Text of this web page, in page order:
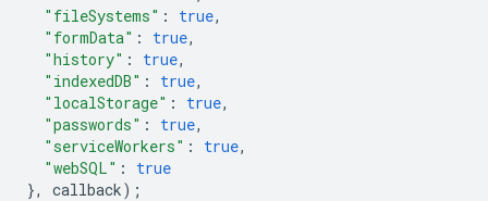
"fileSystems" : true,
"formData" : true,
"history" : true,
"indexedDB" : true,
"localStorage" : true,
"passwords" : true,
"serviceWorkers" : true,
"webSQL" :
true
},
callback);